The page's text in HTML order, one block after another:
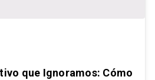
que Ignoramos: Cómo